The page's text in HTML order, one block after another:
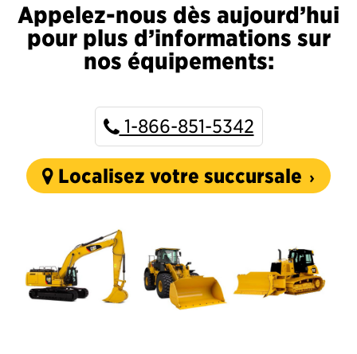
Appelez-nous dès aujourd’hui
pour plus d’informations sur
nos équipements:
1-866-851-5342
Localisez votre succursale